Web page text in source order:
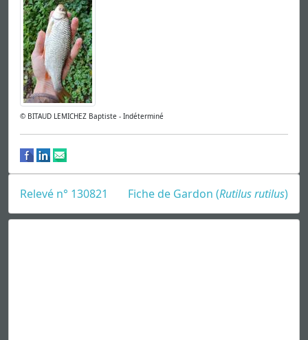
© BITAUD LEMICHEZ Baptiste - Indéterminé
Fiche de Gardon (Rutilus rutilus)
Relevé n° 130821